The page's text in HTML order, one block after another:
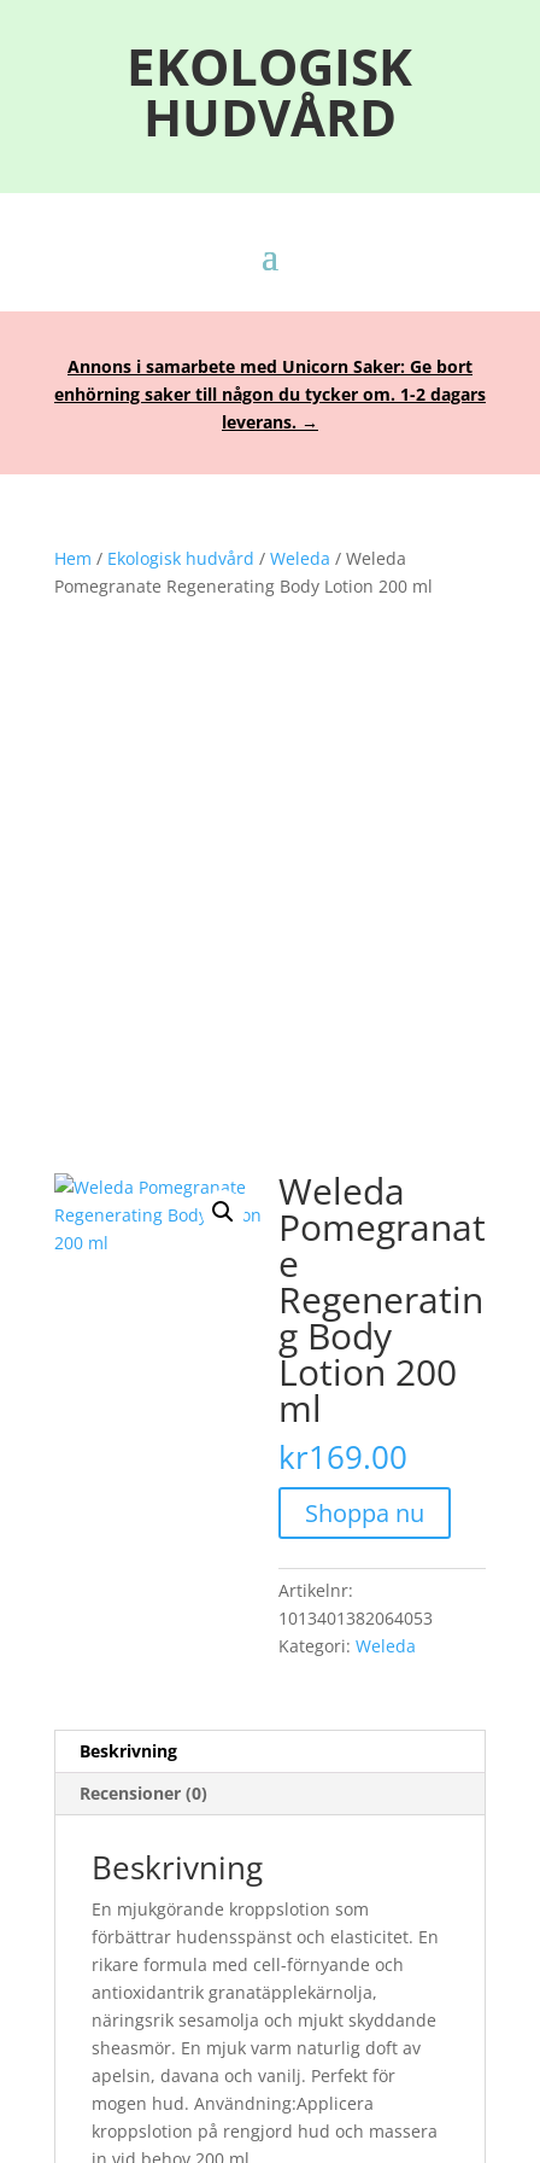
EKOLOGISK
HUDVÅRD
Annons i samarbete med Unicorn Saker: Ge bort
enhörning saker till någon du tycker om. 1-2 dagars
leverans. →
Hem / Ekologisk hudvård / Weleda / Weleda
Pomegranate Regenerating Body Lotion 200 ml
Weleda
Pomegranat
e
Regeneratin
g Body
Lotion 200
ml
kr169.00
Shoppa nu
Artikelnr:
1013401382064053
Kategori:Weleda
Beskrivning
Recensioner (0)
Beskrivning
En mjukgörande kroppslotion som
förbättrar hudensspänst och elasticitet. En
rikare formula med cell-förnyande och
antioxidantrik granatäpplekärnolja,
näringsrik sesamolja och mjukt skyddande
sheasmör. En mjuk varm naturlig doft av
apelsin, davana och vanilj. Perfekt för
mogen hud. Användning:Applicera
kroppslotion på rengjord hud och massera